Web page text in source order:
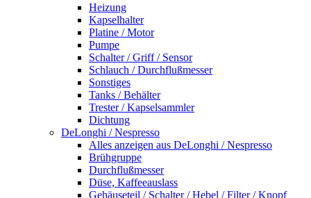
Heizung
Kapselhalter
Platine / Motor
Pumpe
Schalter / Griff / Sensor
Schlauch / Durchflußmesser
Sonstiges
Tanks / Behälter
Trester / Kapselsammler
Dichtung
DeLonghi / Nespresso
Alles anzeigen aus DeLonghi / Nespresso
Brühgruppe
Durchflußmesser
Düse, Kaffeeauslass
Gehäuseteil / Schalter / Hebel / Filter / Knopf